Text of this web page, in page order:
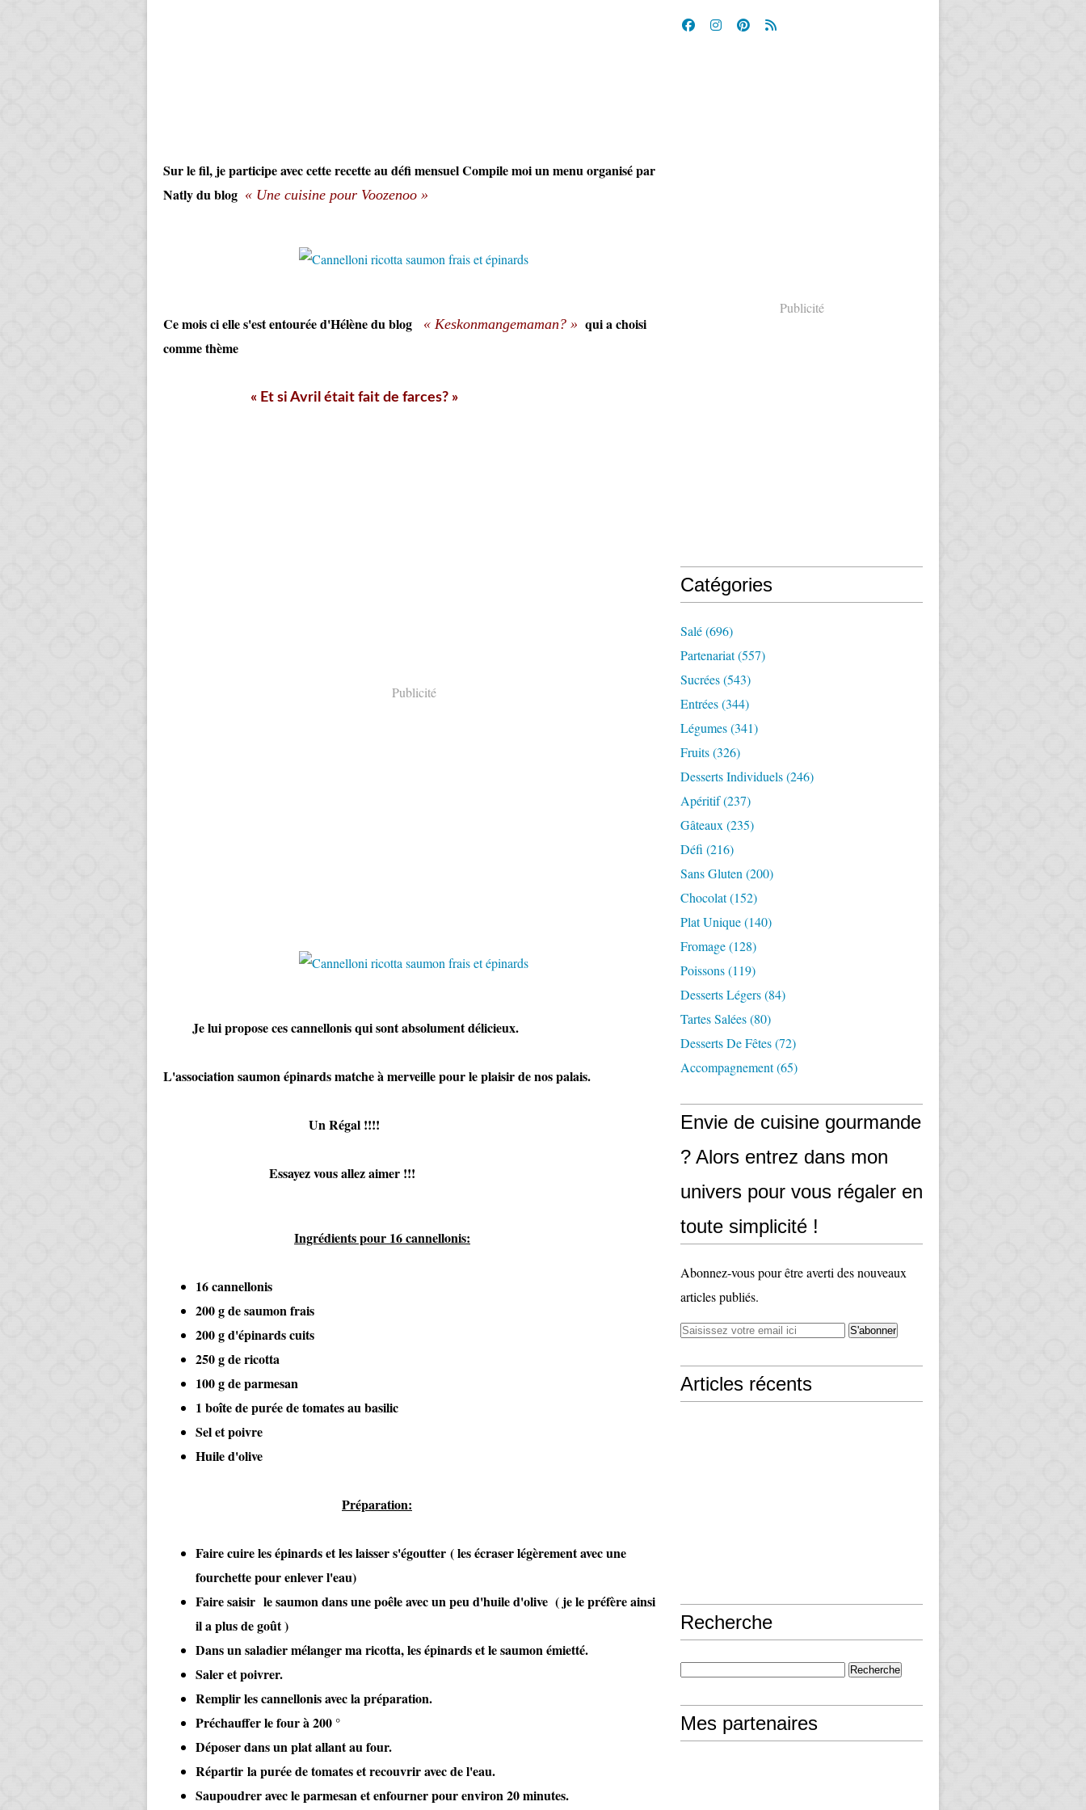
Sur le fil, je participe avec cette recette au défi mensuel Compile moi un menu organisé par
Natly du blog « Une cuisine pour Voozenoo »
Ce mois ci elle s'est entourée d'Hélène du blog « Keskonmangemaman? » qui a choisi
comme thème
« Et si Avril était fait de farces? »
Publicité
Je lui propose ces cannellonis qui sont absolument délicieux.
L'association saumon épinards matche à merveille pour le plaisir de nos palais.
Un Régal !!!!
Essayez vous allez aimer !!!
Ingrédients pour 16 cannellonis:
16 cannellonis
200 g de saumon frais
200 g d'épinards cuits
250 g de ricotta
100 g de parmesan
1 boîte de purée de tomates au basilic
Sel et poivre
Huile d'olive
Préparation:
Faire cuire les épinards et les laisser s'égoutter ( les écraser légèrement avec une
fourchette pour enlever l'eau)
Faire saisir le saumon dans une poêle avec un peu d'huile d'olive ( je le préfère ainsi
il a plus de goût )
Dans un saladier mélanger ma ricotta, les épinards et le saumon émietté.
Saler et poivrer.
Remplir les cannellonis avec la préparation.
Préchauffer le four à 200 °
Déposer dans un plat allant au four.
Répartir la purée de tomates et recouvrir avec de l'eau.
Saupoudrer avec le parmesan et enfourner pour environ 20 minutes.
Publicité
Catégories
Salé(696)
Partenariat(557)
Sucrées(543)
Entrées(344)
Légumes(341)
Fruits(326)
Desserts Individuels(246)
Apéritif(237)
Gâteaux (235)
Défi (216)
Sans Gluten (200)
Chocolat(152)
Plat Unique(140)
Fromage(128)
Poissons(119)
Desserts Légers(84)
Tartes Salées(80)
Desserts De Fêtes(72)
Accompagnement(65)
Envie de cuisine gourmande
? Alors entrez dans mon
univers pour vous régaler en
toute simplicité !
Abonnez-vous pour être averti des nouveaux
articles publiés.
Articles récents
Recherche
Mes partenaires